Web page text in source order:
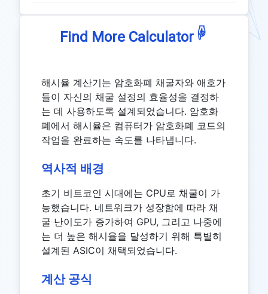
Find More Calculator ☟
해시율 계산기는 암호화폐 채굴자와 애호가
들이 자신의 채굴 설정의 효율성을 결정하
는 데 사용하도록 설계되었습니다. 암호화
폐에서 해시율은 컴퓨터가 암호화폐 코드의
작업을 완료하는 속도를 나타냅니다.
역사적 배경
초기 비트코인 시대에는 CPU로 채굴이 가
능했습니다. 네트워크가 성장함에 따라 채
굴 난이도가 증가하여 GPU, 그리고 나중에
는 더 높은 해시율을 달성하기 위해 특별히
설계된 ASIC이 채택되었습니다.
계산 공식